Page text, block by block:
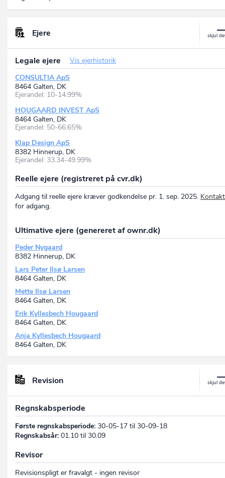
Ejere
Legale ejere
Vis ejerhistorik
CONSULTIA ApS
8464 Galten, DK
Ejerandel: 10-14.99%
HOUGAARD INVEST ApS
8464 Galten, DK
Ejerandel: 50-66.65%
Klap Design ApS
8382 Hinnerup, DK
Ejerandel: 33.34-49.99%
Reelle ejere (registreret på cvr.dk)
Adgang til reelle ejere kræver godkendelse pr. 1. sep. 2025.
for adgang.
Ultimative ejere (genereret af ownr.dk)
Peder Nygaard
8382 Hinnerup, DK
Lars Peter Ilsø Larsen
8464 Galten, DK
Mette Ilsø Larsen
8464 Galten, DK
Erik Kyllesbech Hougaard
8464 Galten, DK
Anja Kyllesbech Hougaard
8464 Galten, DK
Revision
Regnskabsperiode
Første regnskabsperiode: 30-05-17 til 30-09-18
Regnskabsår: 01.10 til 30.09
Revisor
Revisionspligt er fravalgt - ingen revisor